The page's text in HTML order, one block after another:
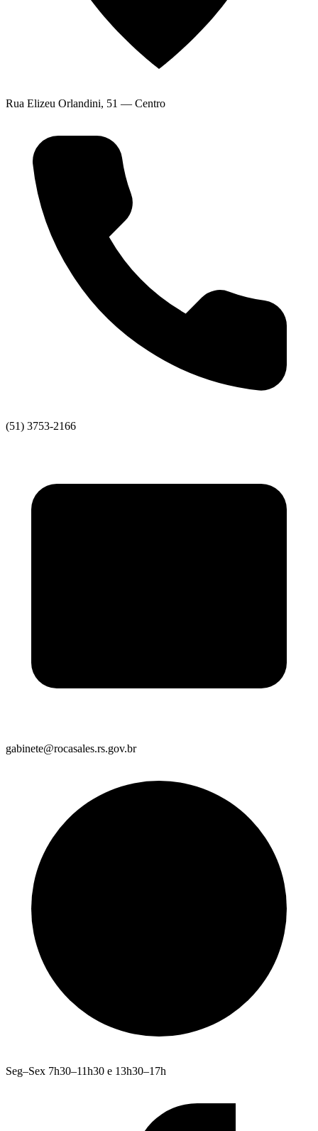
Rua Elizeu Orlandini, 51 — Centro
(51) 3753-2166
gabinete@rocasales.rs.gov.br
Seg–Sex 7h30–11h30 e 13h30–17h